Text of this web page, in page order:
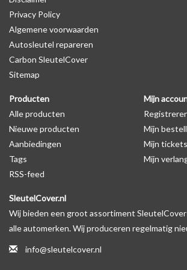
productfoto te kijken of er een logo zichtbaar is.
Levering
Voor 16:00 besteld = Dezelfde dag verzonden
Verzending naar België: 1/3 werkdagen
Specificaties
Merk: SleutelCover
Geschikt voor: Hyundai
Gewicht: 20g
Materiaal: Siliconen
Geschikt voor o.a. de volgende modellen:
* Afhankelijk van het bouwjaar
voorbeeld in de productfoto's
Privacy Policy
Algemene voorwaarden
Autosleutel repareren
Carbon SleutelCover
Sitemap
Producten
Alle producten
Nieuwe producten
Aanbiedingen
Tags
RSS-feed
Mijn
Mijn
Mijn tickets
Mijn
SleutelCover.nl
Wij bieden een groot assortiment
alle automerken. Wij produceren regelmatig
info@sleutelcover.nl